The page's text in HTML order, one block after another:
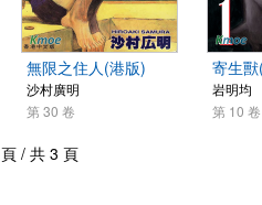
無限之住人(港版)
沙村廣明
第 30 卷
寄生
岩明均
第 10 卷
/ 共 3 頁